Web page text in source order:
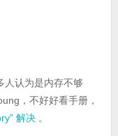
人认为是内存不够
，不好好看手册，
解决。